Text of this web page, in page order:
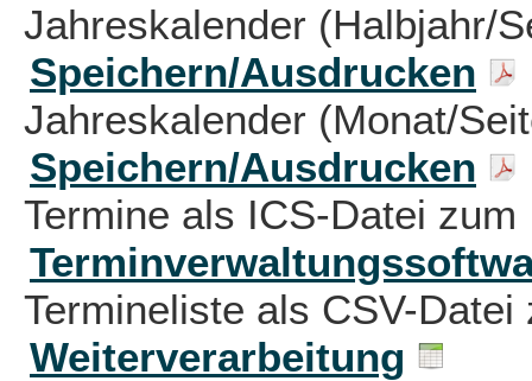
Jahreskalender (Halbjahr/
Speichern/Ausdrucken
Jahreskalender (Monat/
Speichern/Ausdrucken
Termine als ICS-Datei zum
Termineliste als CSV-
Weiterverarbeitung